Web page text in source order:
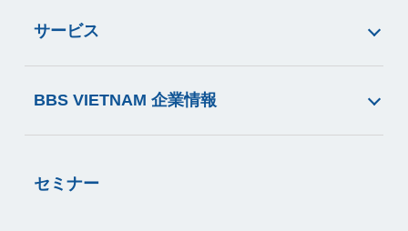
サービス
BBS VIETNAM 企業情報
セミナー